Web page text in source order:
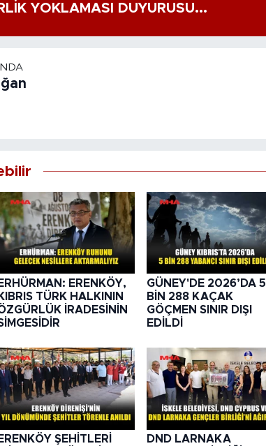
YOKLAMASI DUYURUSU...
ERHÜRMAN: ERENKÖY,
KIBRIS TÜRK HALKININ
İRADESİNİN
GÜNEY'DE 2026’DA 5
BİN 288 KAÇAK
GÖÇMEN SINIR DIŞI
EDİLDİ
ERENKÖY ŞEHİTLERİ
DND LARNAKA